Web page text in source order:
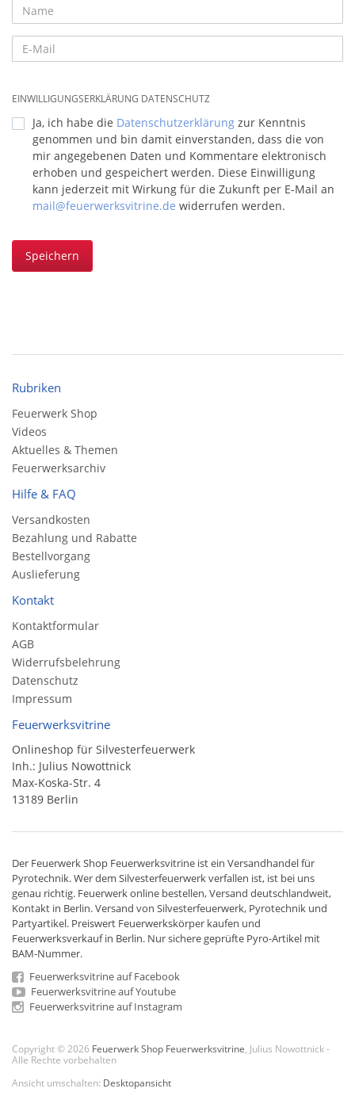
EINWILLIGUNGSERKLÄRUNG DATENSCHUTZ
Ja, ich habe die Datenschutzerklärung zur Kenntnis
genommen und bin damit einverstanden, dass die von
mir angegebenen Daten und Kommentare elektronisch
erhoben und gespeichert werden. Diese Einwilligung
kann jederzeit mit Wirkung für die Zukunft per E-Mail an
mail@feuerwerksvitrine.de widerrufen werden.
Speichern
Rubriken
Feuerwerk Shop
Videos
Aktuelles & Themen
Feuerwerksarchiv
Hilfe & FAQ
Versandkosten
Bezahlung und Rabatte
Bestellvorgang
Auslieferung
Kontakt
Kontaktformular
AGB
Widerrufsbelehrung
Datenschutz
Impressum
Feuerwerksvitrine
Onlineshop für Silvesterfeuerwerk
Inh.: Julius Nowottnick
Max-Koska-Str. 4
13189 Berlin
Der Feuerwerk Shop Feuerwerksvitrine ist ein Versandhandelfür
Pyrotechnik. Wer dem Silvesterfeuerwerk verfallen ist, ist bei uns
genau richtig. Feuerwerk online bestellen,Versand deutschlandweit,
Kontakt in Berlin. Versand von Silvesterfeuerwerk, Pyrotechnik und
Partyartikel. Preiswert Feuerwerkskörper kaufen und
Feuerwerksverkauf in Berlin. Nur sichere geprüfte Pyro-Artikel mit
BAM-Nummer.
Feuerwerksvitrine auf Facebook
Feuerwerksvitrine auf Youtube
Feuerwerksvitrine auf Instagram
Copyright © 2026 Feuerwerk Shop Feuerwerksvitrine , Julius Nowottnick -
Alle Rechte vorbehalten
Ansicht umschalten: Desktopansicht